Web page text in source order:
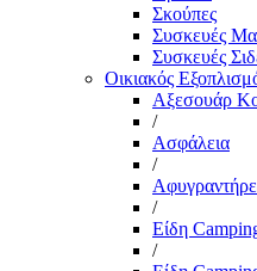
Σκούπες
Συσκευές
Συσκευές
Οικιακός
Αξεσουάρ
/
Ασφάλεια
/
/
Είδη
/